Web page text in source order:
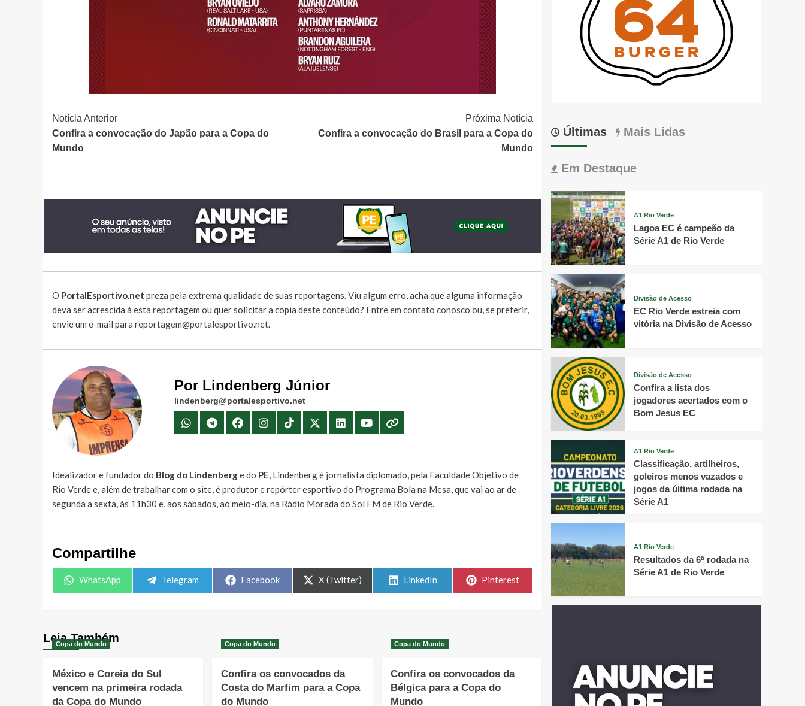
Continue
Lendo
Notícia Anterior
Confira a convocação do Japão para a Copa do
Mundo
Próxima Notícia
Confira a convocação do Brasil para a Copa do
Mundo
O PortalEsportivo.net preza pela extrema qualidade de suas reportagens. Viu algum erro, acha que alguma informação
deva ser acrescida à esta reportagem ou quer solicitar a cópia deste conteúdo? Entre em contato conosco ou, se preferir,
envie um e-mail para reportagem@portalesportivo.net.
Por Lindenberg Júnior
lindenberg@portalesportivo.net
Idealizador e fundador do Blog do Lindenberge do PE, Lindenberg é jornalista diplomado, pela Faculdade Objetivo de
Rio Verde e, além de trabalhar com o site, é produtor e repórter esportivo do Programa Bola na Mesa, que vai ao ar de
segunda a sexta, às 11h30 e, aos sábados, ao meio-dia, na Rádio Morada do Sol FM de Rio Verde.
Compartilhe
Share
WhatsApp
Share
Telegram
Share
Facebook
Share
on
X (Twitter)
Share
LinkedIn
Share
Pinterest
Leia Também
Copa do Mundo
México e Coreia do Sul
vencem na primeira rodada
da Copa do Mundo
Copa do Mundo
Confira os convocados da
Costa do Marfim para a Copa
do Mundo
Copa do Mundo
Confira os convocados da
Bélgica para a Copa do
Mundo
Últimas Mais Lidas
Em Destaque
A1 Rio Verde
Lagoa EC é campeão da
Série A1 de Rio Verde
Divisão de Acesso
EC Rio Verde estreia com
vitória na Divisão de Acesso
Divisão de Acesso
Confira a lista dos
jogadores acertados com o
Bom Jesus EC
A1 Rio Verde
Classificação, artilheiros,
goleiros menos vazados e
jogos da última rodada na
Série A1
A1 Rio Verde
Resultados da 6ª rodada na
Série A1 de Rio Verde